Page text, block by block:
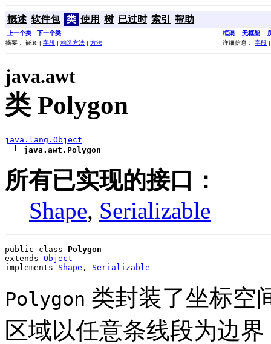
概述 软件包 类 使用 树 已过时 索引 帮助
上一个类 下一个类 框架 无框架
摘要： 嵌套 | 字段 | 构造方法 | 方法 详细信息： 字段
java.awt
类 Polygon
java.lang.Object
java.awt.Polygon
所有已实现的接口：
Shape, Serializable
public class Polygon
extends Object
implements Shape , Serializable
Polygon 类封装了坐标空
区域以任意条线段为边